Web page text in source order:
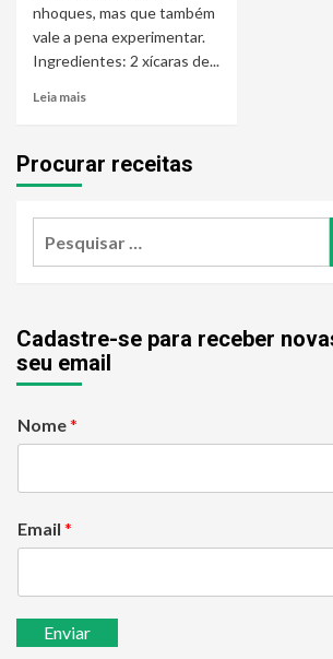
nhoques, mas que também
vale a pena experimentar.
Ingredientes: 2 xícaras de...
Leia mais
Procurar receitas
Cadastre-se para receber
seu email
Nome*
Email *
Enviar